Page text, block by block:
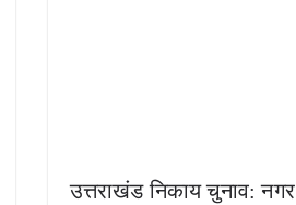
उत्तराखंड निकाय चुनाव: नगर